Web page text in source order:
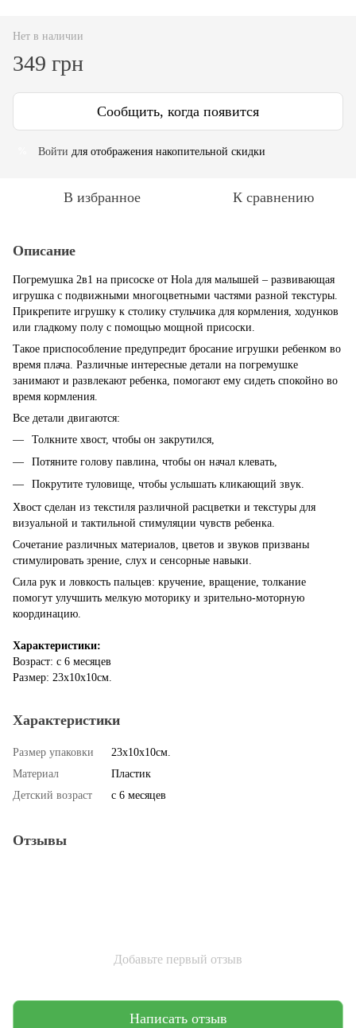
Нет в наличии
349 грн
Сообщить, когда появится
Войти для отображения накопительной скидки
В избранное К сравнению
Описание
Погремушка 2в1 на присоске от Hola для малышей – развивающая
игрушка с подвижными многоцветными частями разной текстуры.
Прикрепите игрушку к столику стульчика для кормления, ходунков
или гладкому полу с помощью мощной присоски.
Такое приспособление предупредит бросание игрушки ребенком во
время плача. Различные интересные детали на погремушке
занимают и развлекают ребенка, помогают ему сидеть спокойно во
время кормления.
Все детали двигаются:
Толкните хвост, чтобы он закрутился,
Потяните голову павлина, чтобы он начал клевать,
Покрутите туловище, чтобы услышать кликающий звук.
Хвост сделан из текстиля различной расцветки и текстуры для
визуальной и тактильной стимуляции чувств ребенка.
Сочетание различных материалов, цветов и звуков призваны
стимулировать зрение, слух и сенсорные навыки.
Сила рук и ловкость пальцев: кручение, вращение, толкание
помогут улучшить мелкую моторику и зрительно-моторную
координацию.
Характеристики:
Возраст: с 6 месяцев
Размер: 23х10х10см.
Характеристики
Размер упаковки
23х10х10см.
Материал
Пластик
Детский возраст
с 6 месяцев
Отзывы
Добавьте первый отзыв
Написать отзыв